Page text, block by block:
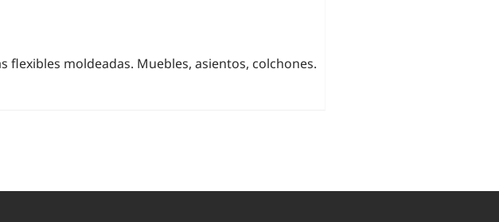
flexibles moldeadas. Muebles, asientos, colchones.